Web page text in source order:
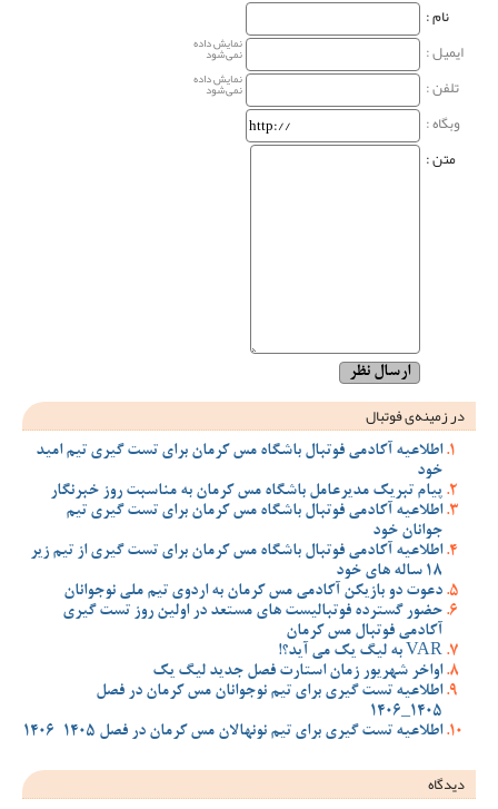
نام‌ :
ایمیل :
نمایش داده
نمی‌شود
تلفن : نمایش داده
نمی‌شود
وبگاه‌ :
متن :
در زمینه‌ی فوتبال
اطلاعیه آکادمی فوتبال باشگاه مس کرمان برای تست گیری تیم امید
خود
پیام تبریک مدیرعامل باشگاه مس کرمان به مناسبت روز خبرنگار
اطلاعیه آکادمی فوتبال باشگاه مس کرمان برای تست گیری تیم
جوانان خود
اطلاعیه آکادمی فوتبال باشگاه مس کرمان برای تست گیری از تیم زیر
18 ساله های خود
دعوت دو بازیکن آکادمی مس کرمان به اردوی تیم ملی نوجوانان
حضور گسترده فوتبالیست های مستعد در اولین روز تست گیری
آکادمی فوتبال مس کرمان
VAR به لیگ یک می آید؟!
اواخر شهریور زمان استارت فصل جدید لیگ یک
اطلاعیه تست گیری برای تیم نوجوانان مس کرمان در فصل
1405_1406
اطلاعیه تست گیری برای تیم نونهالان مس کرمان در فصل 1405-1406
دیدگاه